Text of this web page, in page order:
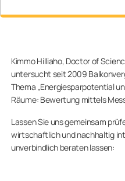
Kimmo Hilliaho, Doctor of
untersucht seit 2009
Thema „Energiesparpotential
Räume: Bewertung mittels
Lassen Sie uns gemeinsam
wirtschaftlich und nachhaltig
unverbindlich beraten lassen: